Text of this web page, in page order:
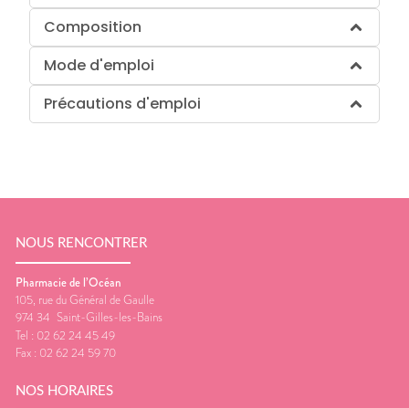
Composition
Mode d'emploi
Précautions d'emploi
NOUS RENCONTRER
Pharmacie de l’Océan
105, rue du Général de Gaulle
974 34 Saint-Gilles-les-Bains
Tel : 02 62 24 45 49
Fax : 02 62 24 59 70
NOS HORAIRES